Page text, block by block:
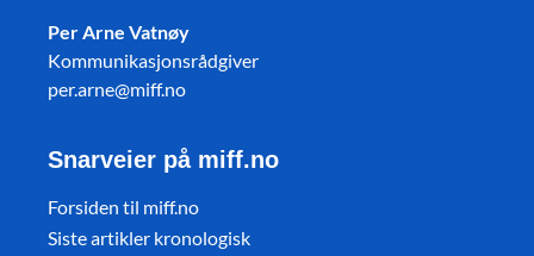
Per Arne Vatnøy
Kommunikasjonsrådgiver
per.arne@miff.no
Snarveier på miff.no
Forsiden til miff.no
Siste artikler kronologisk